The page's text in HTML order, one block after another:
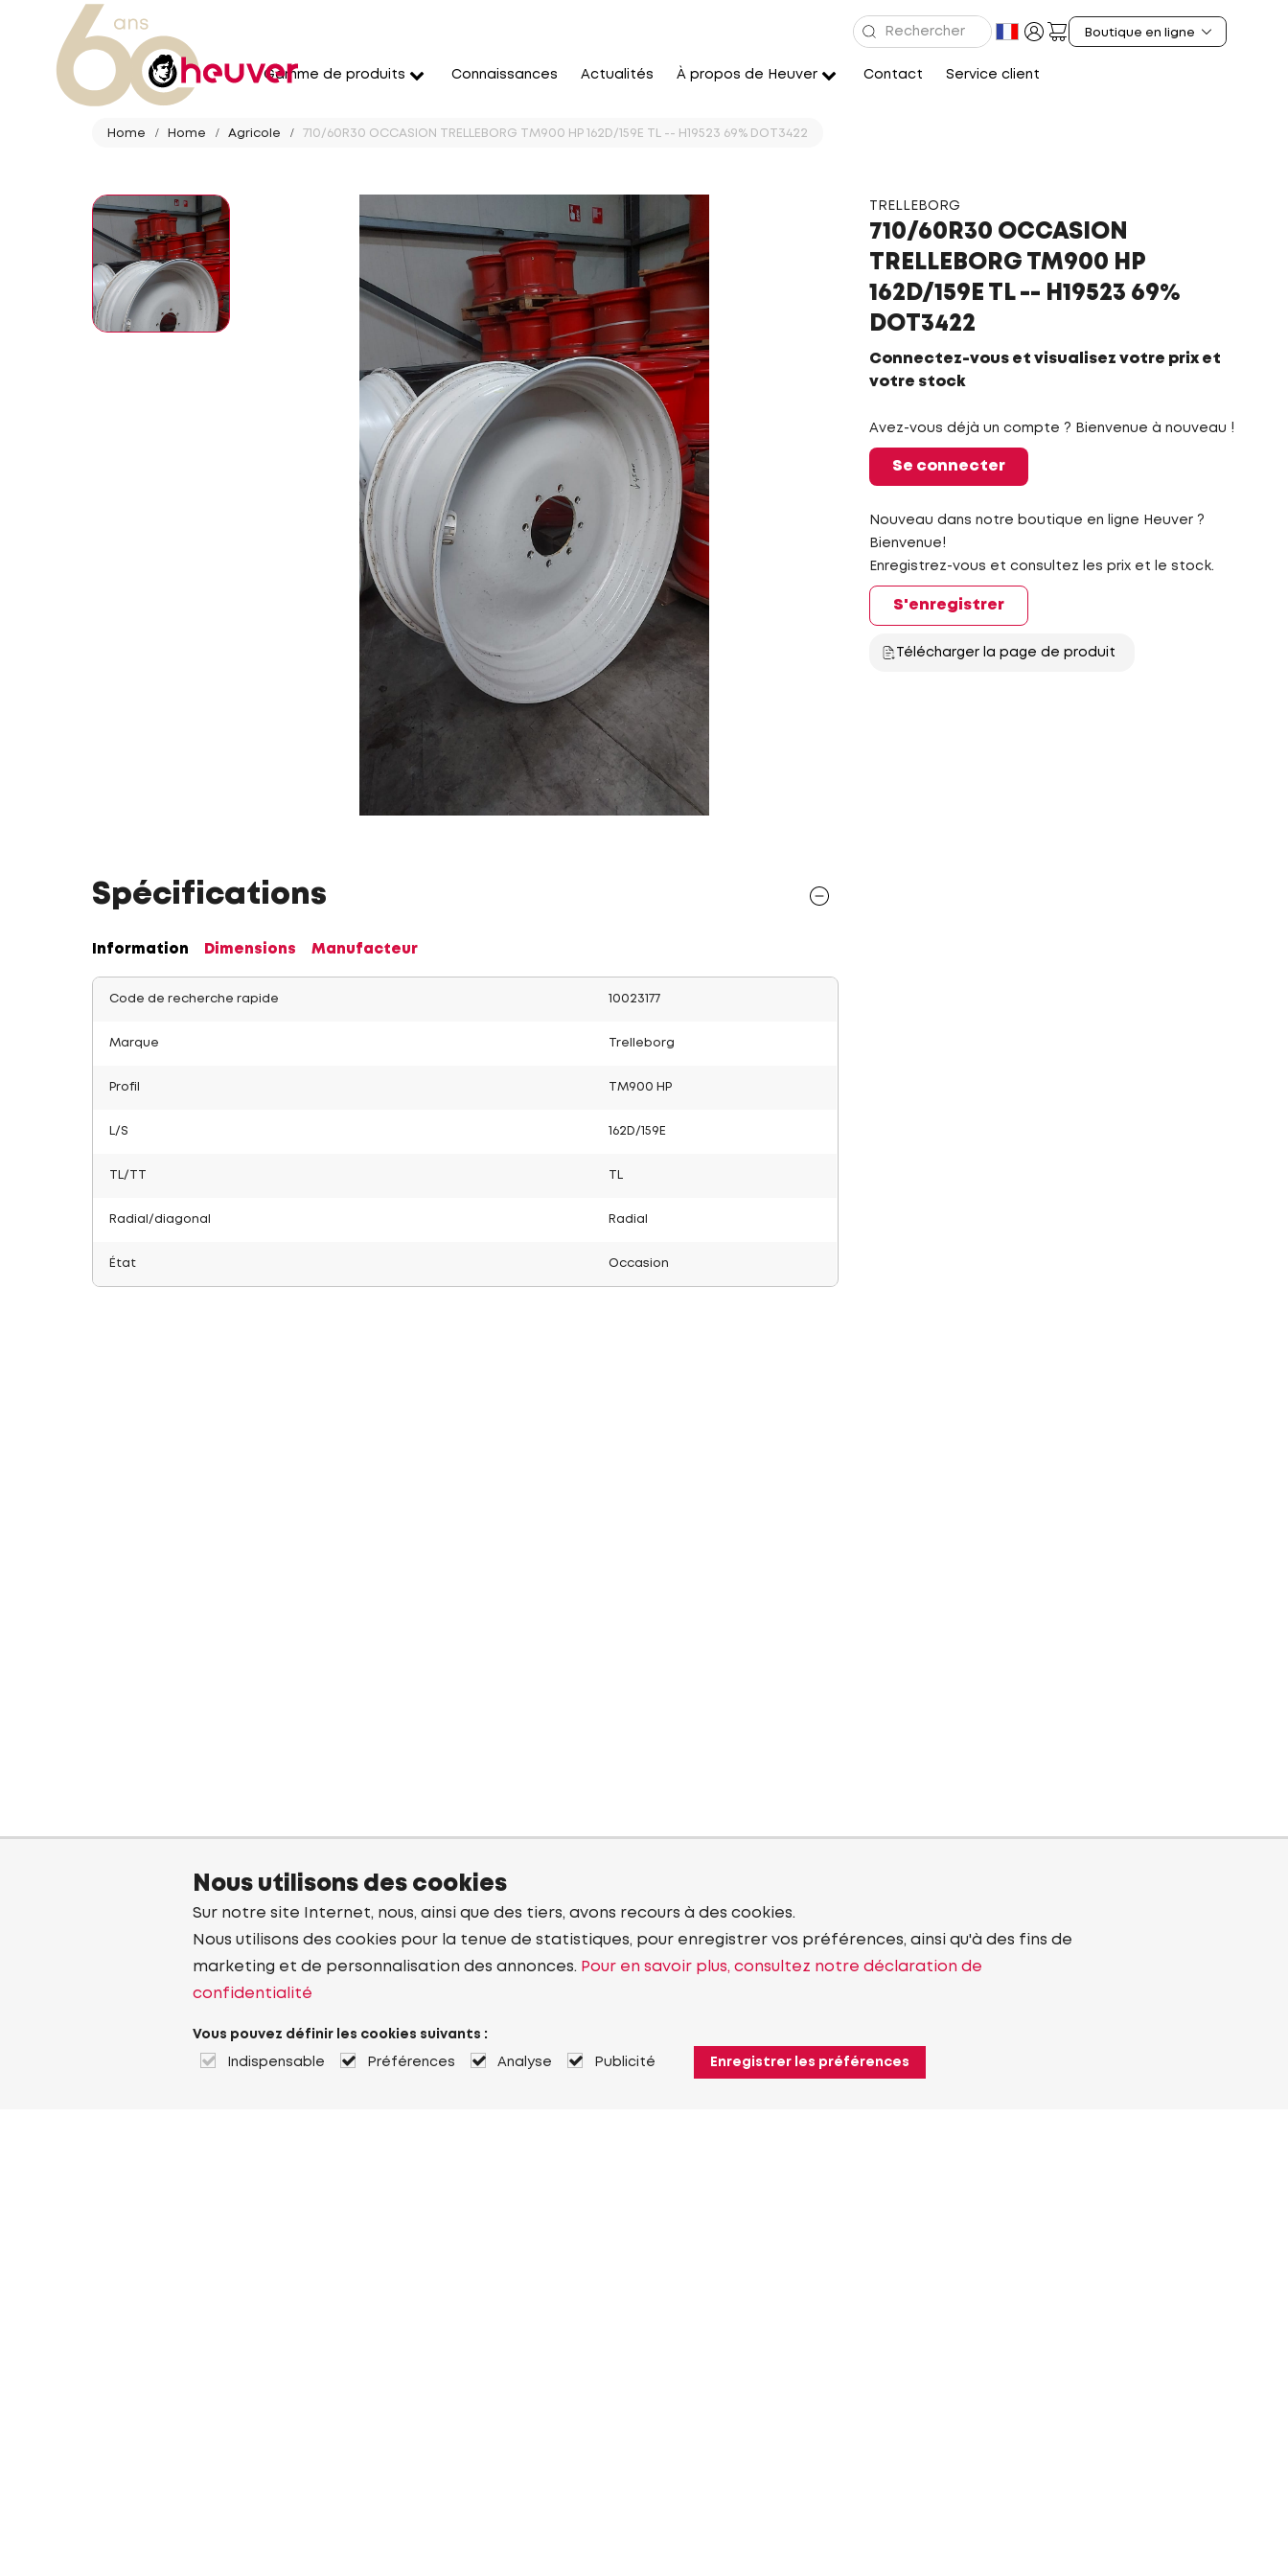
Gamme de produits Connaissances Actualités À propos de Heuver Contact Service client
Home Home Agricole 710/60R30 OCCASION TRELLEBORG TM900 HP 162D/159E TL -- H19523 69% DOT3422
TRELLEBORG
710/60R30 OCCASION
TRELLEBORG TM900 HP
162D/159E TL -- H19523 69%
DOT3422
Connectez-vous et visualisez votre prix et
votre stock
Avez-vous déjà un compte ? Bienvenue à nouveau !
Se connecter
Nouveau dans notre boutique en ligne Heuver ?
Bienvenue!
Enregistrez-vous et consultez les prix et le stock.
S'enregistrer
Télécharger la page de produit
Spécifications
Information Dimensions Manufacteur
Code de recherche rapide 10023177
Marque Trelleborg
Profil TM900 HP
L/S 162D/159E
TL/TT
Radial/diagonal Radial
État Occasion
Nous utilisons des cookies
Sur notre site Internet, nous, ainsi que des tiers, avons recours à des cookies.
Nous utilisons des cookies pour la tenue de statistiques, pour enregistrer vos préférences, ainsi qu'à des fins de
marketing et de personnalisation des annonces. Pour en savoir plus, consultez notre déclaration de
confidentialité
Vous pouvez définir les cookies suivants :
Indispensable Préférences Analyse Publicité Enregistrer les préférences